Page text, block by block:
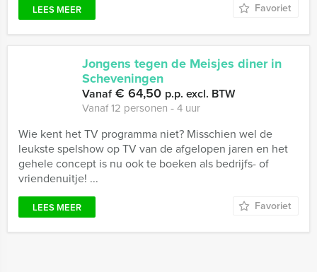
LEES MEER Favoriet
Jongens tegen de Meisjes diner in
Scheveningen
Vanaf€ 64,50 p.p. excl. BTW
Vanaf 12 personen ‐ 4 uur
Wie kent het TV programma niet? Misschien wel de
leukste spelshow op TV van de afgelopen jaren en het
gehele concept is nu ook te boeken als bedrijfs- of
vriendenuitje! ...
LEES MEER Favoriet